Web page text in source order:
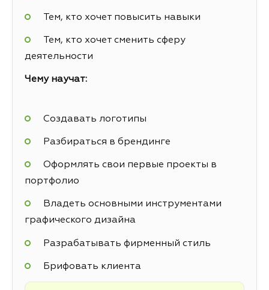
Тем, кто хочет повысить навыки
Тем, кто хочет сменить сферу
деятельности
Чему научат:
Создавать логотипы
Разбираться в брендинге
Оформлять свои первые проекты в
портфолио
Владеть основными инструментами
графического дизайна
Разрабатывать фирменный стиль
Брифовать клиента